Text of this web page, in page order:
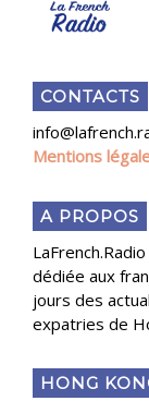
CONTACTS
Mentions
A PROPOS
dédiée aux
jours des
expatries de
HONG